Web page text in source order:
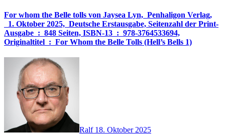
For whom the Belle tolls von Jaysea Lyn, ‎ Penhaligon Verlag,
‎ 1. Oktober 2025, ‎ Deutsche Erstausgabe, Seitenzahl der Print-
Ausgabe ‏ : ‎ 848 Seiten, ISBN-13 ‏ : ‎ 978-3764533694,
Originaltitel ‏ : ‎ For Whom the Belle Tolls (Hell’s Bells 1)
Ralf 18. Oktober 2025